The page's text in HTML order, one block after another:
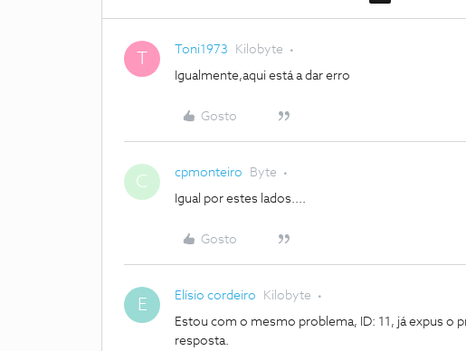
Toni1973 Kilobyte
Igualmente,aqui está a dar erro
Gosto
C cpmonteiro Byte
Igual por estes lados....
Gosto
E Elísio cordeiro Kilobyte
Estou com o mesmo problema, ID: 11, já expus o
resposta.